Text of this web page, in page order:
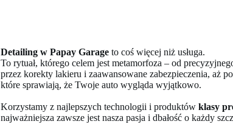
Detailing w Papay Garage to coś więcej niż usługa.
To rytuał, którego celem jest metamorfoza – od
przez korekty lakieru i zaawansowane zabezpieczenia, aż po
które sprawiają, że Twoje auto wygląda wyjątkowo.
Korzystamy z najlepszych technologii i produktów klasy
najważniejsza zawsze jest nasza pasja i dbałość o każdy